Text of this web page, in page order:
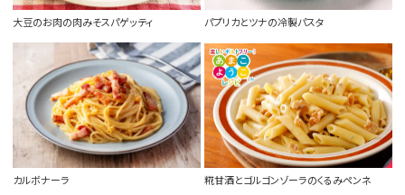
大豆のお肉の肉みそスパゲッティ パプリカとツナの冷製パスタ
カルボナーラ 糀甘酒とゴルゴンゾーラのくるみペンネ